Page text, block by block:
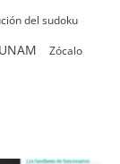
del sudoku
UNAM Zócalo